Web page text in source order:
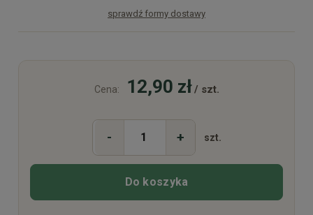
Cena nie zawiera ewentualnych kosztów płatności
sprawdź formy dostawy
Cena: 12,90 zł/ szt.
- + szt.
Do koszyka